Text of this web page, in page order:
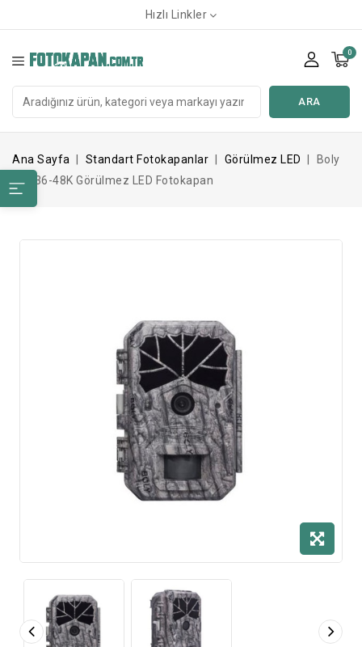
Hızlı Linkler
0
ARA
Ana Sayfa Standart Fotokapanlar Görülmez LED
Boly
BG636-48K Görülmez LED Fotokapan